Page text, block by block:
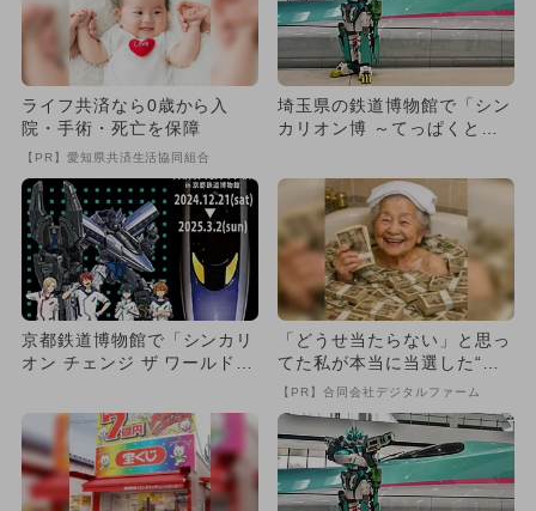
ライフ共済なら0歳から入
院・手術・死亡を保障
【PR】愛知県共済生活協同組合
埼玉県の鉄道博物館で「シン
カリオン博 ～てっぱくとシ
催！
京都鉄道博物館で「シンカリ
オン チェンジ ザ ワールド」
「どうせ当たらない」と思っ
てた私が本当に当選した“買
い方”がこれ
【PR】合同会社デジタルファーム